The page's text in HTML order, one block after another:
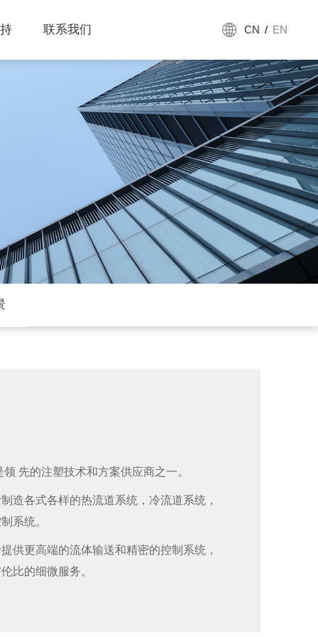
联系我们 CN / EN
先的注塑技术和方案供应商之一。
造各式各样的热流道系统，冷流道系统，
系统。
供更高端的流体输送和精密的控制系统，
比的细微服务。